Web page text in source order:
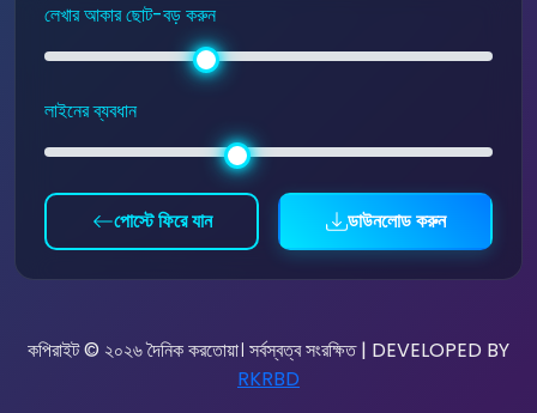
লেখার আকার ছোট-বড় করুন
লাইনের ব্যবধান
পোস্টে ফিরে যান ডাউনলোড করুন
কপিরাইট © ২০২৬ দৈনিক করতোয়া। সর্বস্বত্ব সংরক্ষিত | DEVELOPED BY
RKRBD